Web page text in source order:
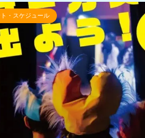
・スケジュール